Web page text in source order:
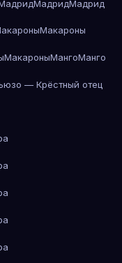
МадридМадрид
Макароны
МакароныМангоМанго
— Крёстный отец